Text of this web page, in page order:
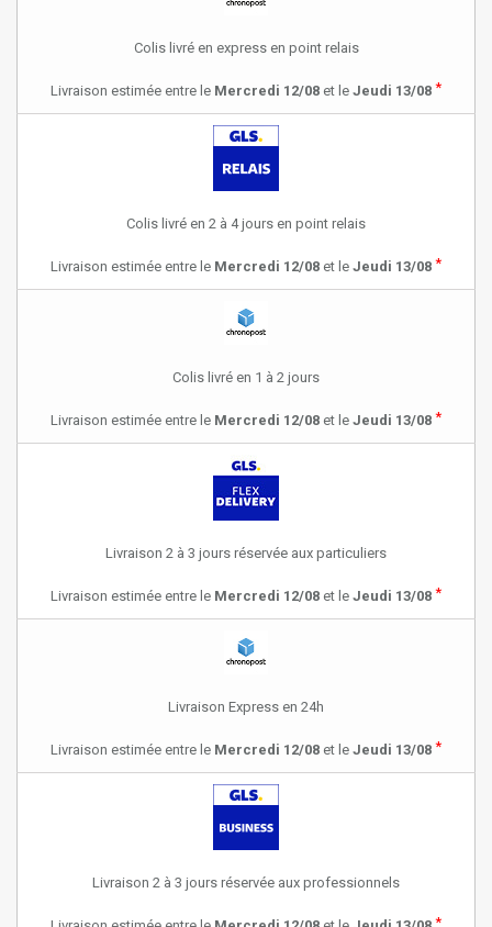
Colis livré en express en point relais
Livraison estimée entre le Mercredi 12/08 et le Jeudi 13/08 *
Colis livré en 2 à 4 jours en point relais
Livraison estimée entre le Mercredi 12/08 et le Jeudi 13/08 *
Colis livré en 1 à 2 jours
Livraison estimée entre le Mercredi 12/08 et le Jeudi 13/08 *
Livraison 2 à 3 jours réservée aux particuliers
Livraison estimée entre le Mercredi 12/08 et le Jeudi 13/08 *
Livraison Express en 24h
Livraison estimée entre le Mercredi 12/08 et le Jeudi 13/08 *
Livraison 2 à 3 jours réservée aux professionnels
*